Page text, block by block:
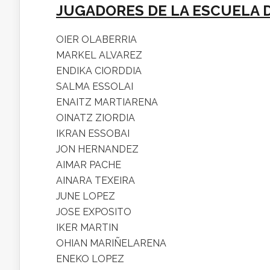
JUGADORES DE LA ESCUELA
OIER OLABERRIA
MARKEL ALVAREZ
ENDIKA CIORDDIA
SALMA ESSOLAI
ENAITZ MARTIARENA
OINATZ ZIORDIA
IKRAN ESSOBAI
JON HERNANDEZ
AIMAR PACHE
AINARA TEXEIRA
JUNE LOPEZ
JOSE EXPOSITO
IKER MARTIN
OHIAN MARIÑELARENA
ENEKO LOPEZ